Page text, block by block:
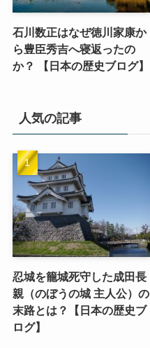
石川数正はなぜ徳川家康か
ら豊臣秀吉へ寝返ったの
か？ 【日本の歴史ブログ】
人気の記事
忍城を籠城死守した成田長
親（のぼうの城 主人公）の
末路とは？【日本の歴史ブ
ログ】